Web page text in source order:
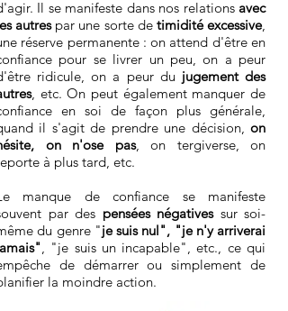
Il se manifeste dans nos relations avec
autrespar une sorte de timidité excessive,
réserve permanente : on attend d'être en
pour se livrer un peu, on a peur
ridicule, on a peur du jugement des
, etc. On peut également manquer de
en soi de façon plus générale,
il s'agit de prendre une décision, on
on n'ose pas, on tergiverse, on
à plus tard, etc.
manque de confiance se manifeste
par des pensées négativessur soi-
du genre "je suis nul", "je n'y arriverai
, "je suis un incapable", etc., ce qui
de démarrer ou simplement de
la moindre action.